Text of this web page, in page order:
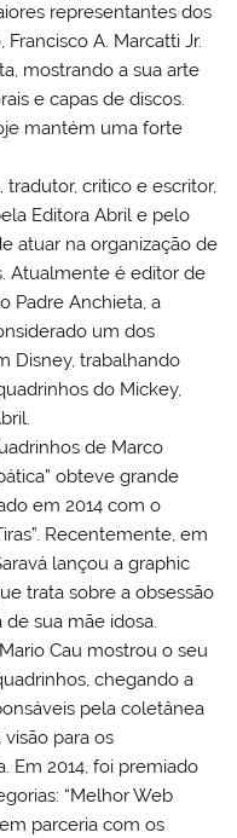
representantes dos
A. Marcatti Jr.
mostrando a sua arte
e capas de discos.
mantém uma forte
tradutor, critico e escritor,
Editora Abril e pelo
atuar na organização de
Atualmente é editor de
Padre Anchieta, a
um dos
Disney, trabalhando
do Mickey,
de Marco
obteve grande
em 2014 com o
Recentemente, em
lançou a graphic
trata sobre a obsessão
sua mãe idosa.
Cau mostrou o seu
chegando a
pela coletânea
visão para os
Em 2014, foi premiado
“Melhor Web
em parceria com os